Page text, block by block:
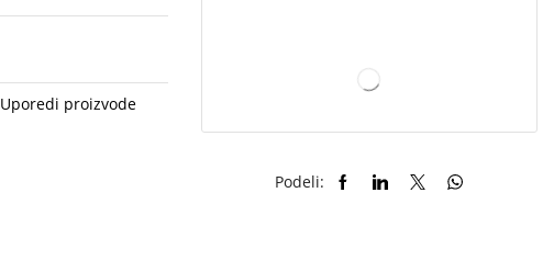
Uporedi proizvode
Podeli: